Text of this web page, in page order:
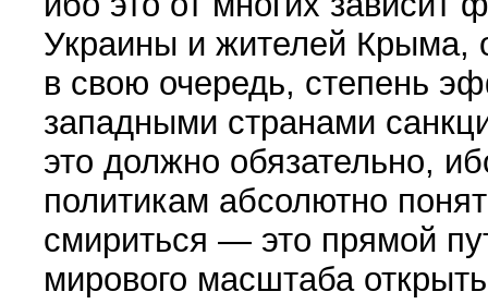
Украины и жителей Крыма,
в свою очередь, степень
западными странами
это должно обязательно,
политикам абсолютно
смириться — это прямой
мирового масштаба